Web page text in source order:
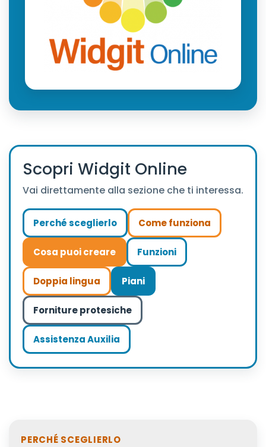
Scopri Widgit Online
Vai direttamente alla sezione che ti interessa.
Perché sceglierlo Come funziona
Cosa puoi creare Funzioni
Doppia lingua Piani
Forniture protesiche
Assistenza Auxilia
PERCHÉ SCEGLIERLO